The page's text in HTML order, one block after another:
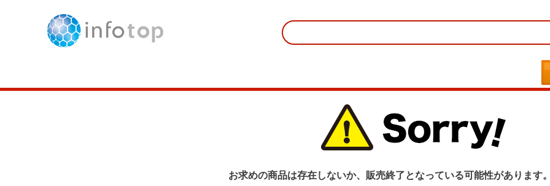
お求めの商品は存在しないか、販売終了となっている可能性があります。